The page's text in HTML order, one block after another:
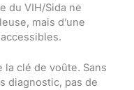
du VIH/Sida ne
mais d’une
clé de voûte. Sans
diagnostic, pas de